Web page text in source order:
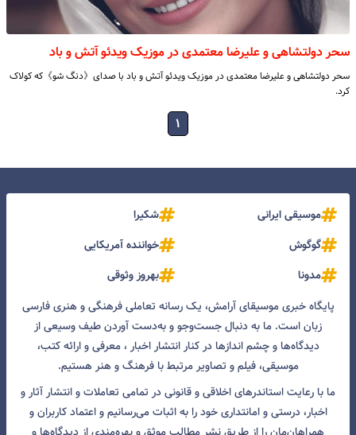
سحر دولتشاهی و علیرضا معتمدی در موزیک ویدئو آتش و باد
سحر دولتشاهی و علیرضا معتمدی در موزیک ویدئو آتش و باد با صدای《دنگ شو》که کولاک
کرد.
۱
موسیقی ایرانی
شکیرا
گوگوش
خواننده آمریکایی
مدونا
بهروز وثوقی
پایگاه خبری موسیقای آرامش، یک رسانه تعاملی فرهنگی و هنری فارسی
زبان است. ما به دنبال جست‌و‌جو و به‌دست آوردن طیف وسیعی از
دیدگاه‌ها و چشم انداز‌ها در کنار انتشار اخبار ، معرفی و ارائه کتب،
موسیقی، فیلم و تصاویر مرتبط با فرهنگ و هنر هستیم.
ما با رعایت استاندرهای اخلاقی و قانونی در تمامی تعاملات و انتشار آثار و
اخبار، درستی و امانتداری خود را به اثبات می‌رسانیم و اعتماد کاربران و